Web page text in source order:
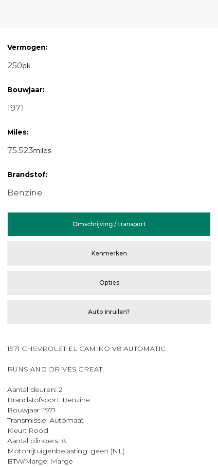
Vermogen:
250pk
Bouwjaar:
1971
Miles:
75.523miles
Brandstof:
Benzine
Omschrijving / transport
Kenmerken
Opties
Auto inruilen?
1971 CHEVROLET EL CAMINO V8 AUTOMATIC
RUNS AND DRIVES GREAT!
Aantal deuren: 2
Brandstofsoort: Benzine
Bouwjaar: 1971
Transmissie: Automaat
Kleur: Rood
Aantal cilinders: 8
Motorrijtuigenbelasting: geen (NL)
BTW/Marge: Marge